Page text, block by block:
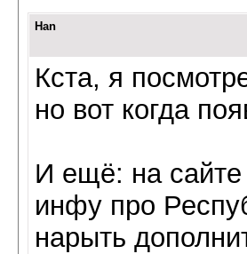
Han
Кста, я
но вот когда
И ещё: на сайте
инфу про
нарыть